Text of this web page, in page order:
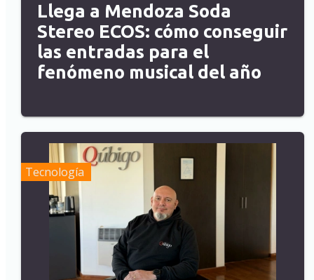
Llega a Mendoza Soda
Stereo ECOS: cómo conseguir
las entradas para el
fenómeno musical del año
Tecnología